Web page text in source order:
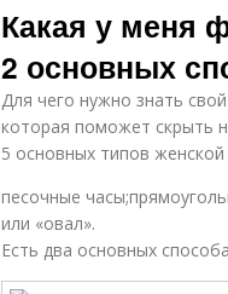
Какая у меня
2 основных
Для чего нужно знать
которая поможет скрыть
5 основных типов
песочные
или «овал».
Есть два основных